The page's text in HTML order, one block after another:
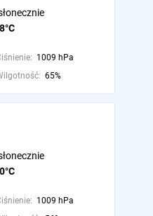
1009 hPa
65%
1009 hPa